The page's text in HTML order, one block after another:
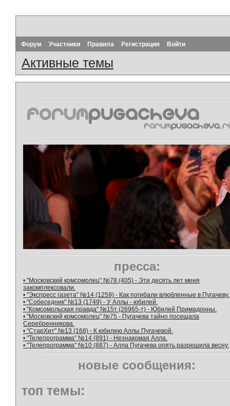
Форум Участники Правила Регистрация Войти
Активные темы
пресса:
• "Московский комсомолец" №78 (405) - Эти десять лет меня
закомплексовали.
• "Экспресс газета" №14 (1259) - Как погибали влюбленные в Пугачеву.
• "Собеседник" №13 (1749) - У Аллы - юбилей.
• "Комсомольская правда" №15т (26965-т) - Юбилей Примадонны.
• "Московский комсомолец" №75 - Пугачева тайно посещала
Серебренникова.
• "СтарХит" №13 (168) - К юбилею Аллы Пугачевой.
• "Телепрограмма" №14 (891) - Незнакомая Алла.
• "Телепрограмма" №10 (887) - Алла Пугачева опять разрешила весну.
новые сообщения:
топ темы: